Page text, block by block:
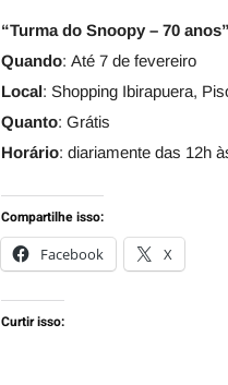
“Turma do Snoopy – 70 anos”
Quando: Até 7 de fevereiro
Local: Shopping Ibirapuera,
Quanto: Grátis
Horário: diariamente das 12h
Compartilhe isso:
Facebook
X
Curtir isso: